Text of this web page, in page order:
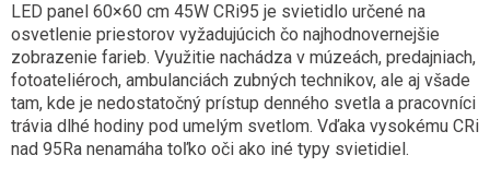
LED panel 60×60 cm 45W CRi95 je svietidlo určené na
osvetlenie priestorov vyžadujúcich čo najhodnovernejšie
zobrazenie farieb. Využitie nachádza v múzeách, predajniach,
fotoateliéroch, ambulanciách zubných technikov, ale aj všade
tam, kde je nedostatočný prístup denného svetla a pracovníci
trávia dlhé hodiny pod umelým svetlom. Vďaka vysokému CRi
nad 95Ra nenamáha toľko oči ako iné typy svietidiel.